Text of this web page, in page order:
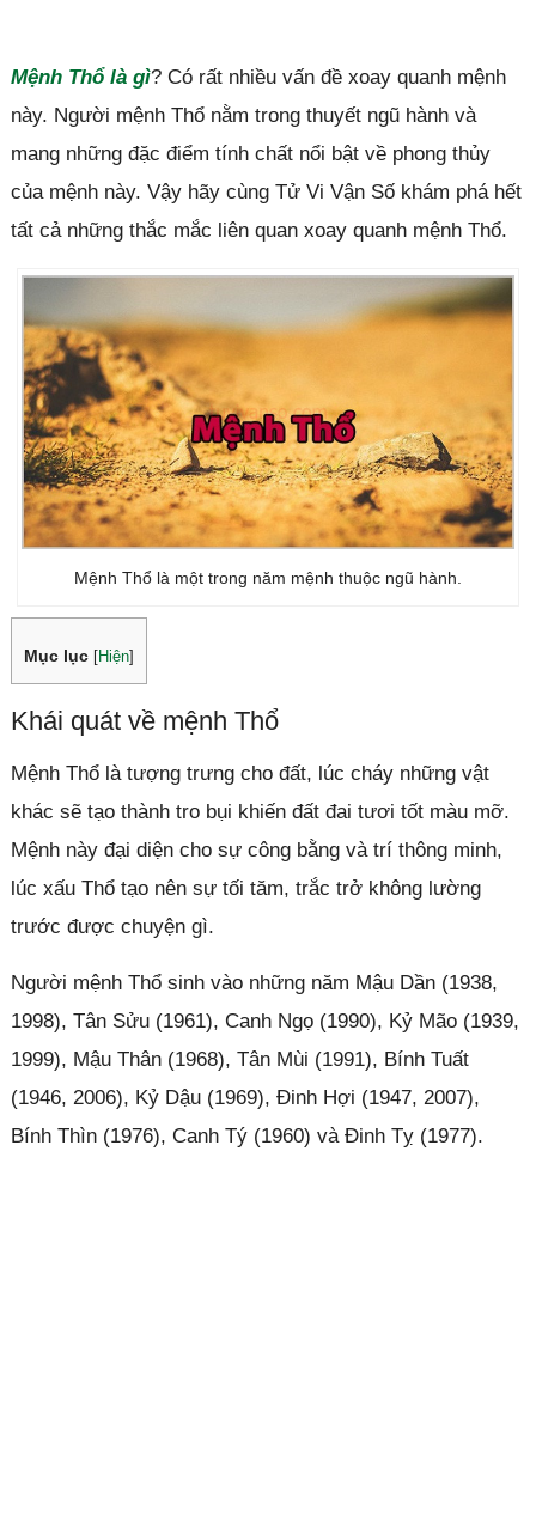
Mệnh Thổ là gì? Có rất nhiều vấn đề xoay quanh mệnh
này. Người mệnh Thổ nằm trong thuyết ngũ hành và
mang những đặc điểm tính chất nổi bật về phong thủy
của mệnh này. Vậy hãy cùng Tử Vi Vận Số khám phá hết
tất cả những thắc mắc liên quan xoay quanh mệnh Thổ.
Mệnh Thổ là một trong năm mệnh thuộc ngũ hành.
Mục lục [Hiện]
Khái quát về mệnh Thổ
Mệnh Thổ là tượng trưng cho đất, lúc cháy những vật
khác sẽ tạo thành tro bụi khiến đất đai tươi tốt màu mỡ.
Mệnh này đại diện cho sự công bằng và trí thông minh,
lúc xấu Thổ tạo nên sự tối tăm, trắc trở không lường
trước được chuyện gì.
Người mệnh Thổ sinh vào những năm Mậu Dần (1938,
1998), Tân Sửu (1961), Canh Ngọ (1990), Kỷ Mão (1939,
1999), Mậu Thân (1968), Tân Mùi (1991), Bính Tuất
(1946, 2006), Kỷ Dậu (1969), Đinh Hợi (1947, 2007),
Bính Thìn (1976), Canh Tý (1960) và Đinh Tỵ (1977).